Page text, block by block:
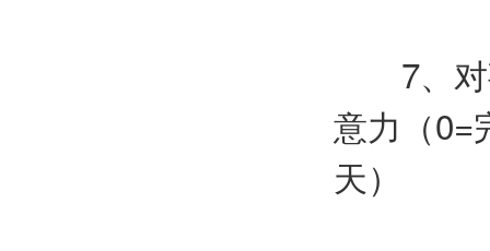
7、对
意力（0=
天）